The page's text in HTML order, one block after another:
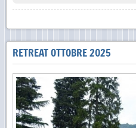
RETREAT OTTOBRE 2025